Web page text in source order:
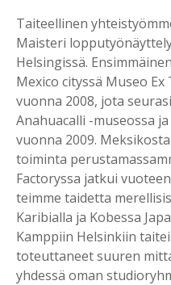
Taiteellinen
Maisteri
Helsingissä.
Mexico cityssä Museo
vuonna 2008, jota
Anahuacalli -museossa
vuonna 2009.
toiminta
Factoryssa jatkui
teimme taidetta
Karibialla ja Kobessa
Kamppiin Helsinkiin
toteuttaneet suuren
yhdessä oman